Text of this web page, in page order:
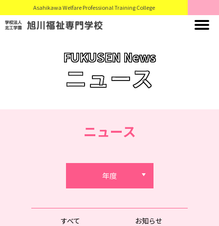
Asahikawa Welfare Professional Training College
FUKUSEN News
ニュース
ニュース
年度
すべて
お知らせ